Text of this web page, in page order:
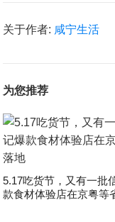
关于作者: 咸宁生活
为您推荐
5.17吃货节，又有一批
款食材体验店在京粤等